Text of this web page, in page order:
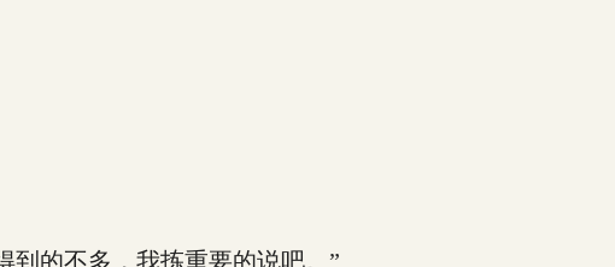
的不多，我拣重要的说吧。”